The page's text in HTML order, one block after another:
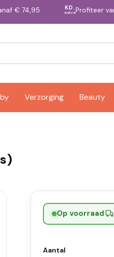
€ 74,95 KD.
extraProfiteer
Verzorging Beauty
Op voorraad·
Aantal